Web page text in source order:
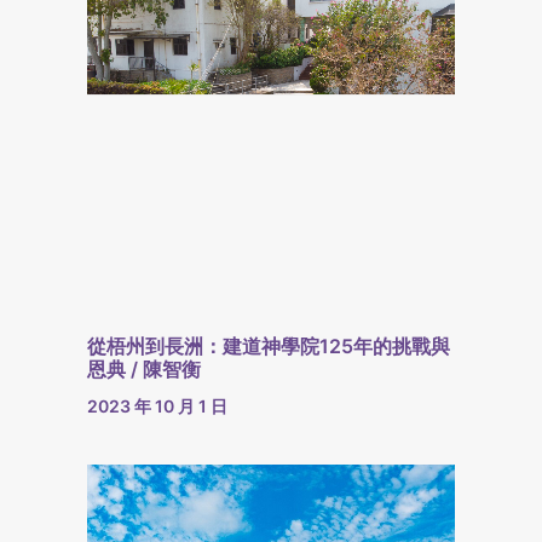
從梧州到長洲：建道神學院125年的挑戰與
恩典 / 陳智衡
2023 年 10 月 1 日